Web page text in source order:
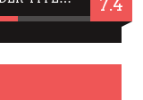
7.4